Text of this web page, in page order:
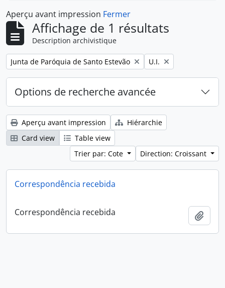
Aperçu avant impression Fermer
Affichage de 1 résultats
Description archivistique
Remove filter:
Junta de Paróquia de Santo Estevão Remove filter:
U.I.
Options de recherche avancée
Aperçu avant impression
Hiérarchie
Card view
Table view
Trier par: Cote
Direction: Croissant
Correspondência recebida
Correspondência recebida